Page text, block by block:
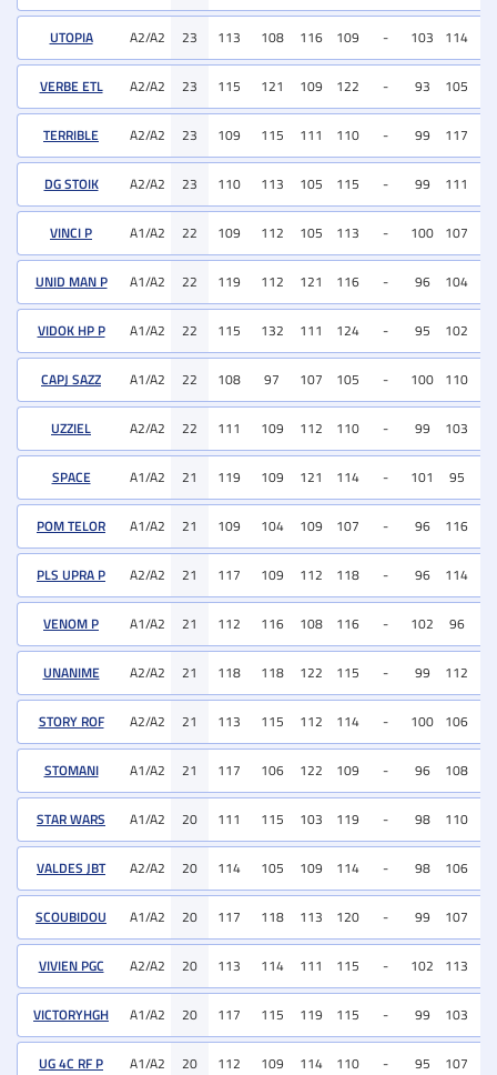
UTOPIA A2/A2 23 113 108 116 109 - 103 114
VERBE ETL A2/A2 23 115 121 109 122 - 93 105
TERRIBLE A2/A2 23 109 115 111 110 - 99 117
DG STOIK A2/A2 23 110 113 105 115 - 99 111
VINCI P A1/A2 22 109 112 105 113 - 100 107
UNID MAN P A1/A2 22 119 112 121 116 - 96 104
VIDOK HP P A1/A2 22 115 132 111 124 - 95 102
CAPJ SAZZ A1/A2 22 108 97 107 105 - 100 110
UZZIEL A2/A2 22 111 109 112 110 - 99 103
SPACE A1/A2 21 119 109 121 114 - 101 95
POM TELOR A1/A2 21 109 104 109 107 - 96 116
PLS UPRA P A2/A2 21 117 109 112 118 - 96 114
VENOM P A1/A2 21 112 116 108 116 - 102 96
UNANIME A2/A2 21 118 118 122 115 - 99 112
STORY ROF A2/A2 21 113 115 112 114 - 100 106
STOMANI A1/A2 21 117 106 122 109 - 96 108
STAR WARS A1/A2 20 111 115 103 119 - 98 110
VALDES JBT A2/A2 20 114 105 109 114 - 98 106
SCOUBIDOU A1/A2 20 117 118 113 120 - 99 107
VIVIEN PGC A2/A2 20 113 114 111 115 - 102 113
VICTORYHGH A1/A2 20 117 115 119 115 - 99 103
UG 4C RF P A1/A2 20 112 109 114 110 - 95 107